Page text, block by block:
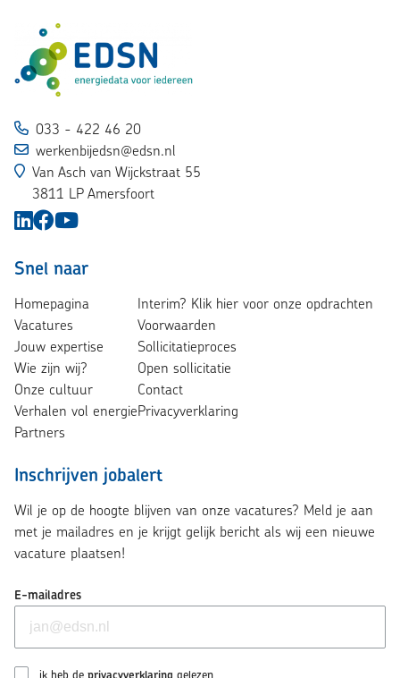
033 - 422 46 20
werkenbijedsn@edsn.nl
Van Asch van Wijckstraat 55
3811 LP Amersfoort
Snel naar
Homepagina
Vacatures
Jouw expertise
Wie zijn wij?
Onze cultuur
Verhalen vol energie
Partners
Interim? Klik hier voor onze opdrachten
Voorwaarden
Sollicitatieproces
Open sollicitatie
Contact
Privacyverklaring
Inschrijven jobalert
Wil je op de hoogte blijven van onze vacatures? Meld je aan
met je mailadres en je krijgt gelijk bericht als wij een nieuwe
vacature plaatsen!
E-mailadres
ik heb de privacyverklaring gelezen